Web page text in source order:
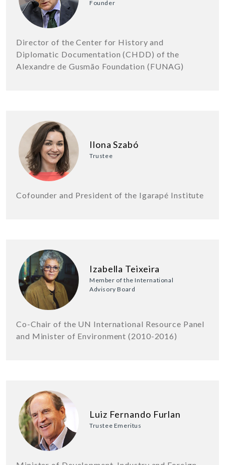
Founder
Director of the Center for History and
Diplomatic Documentation (CHDD) of the
Alexandre de Gusmão Foundation (FUNAG)
Ilona Szabó
Trustee
Cofounder and President of the Igarapé Institute
Izabella Teixeira
Member of the International
Advisory Board
Co-Chair of the UN International Resource Panel
and Minister of Environment (2010-2016)
Luiz Fernando Furlan
Trustee Emeritus